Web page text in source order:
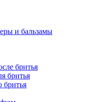
и бальзамы
бритья
бритья
бритья